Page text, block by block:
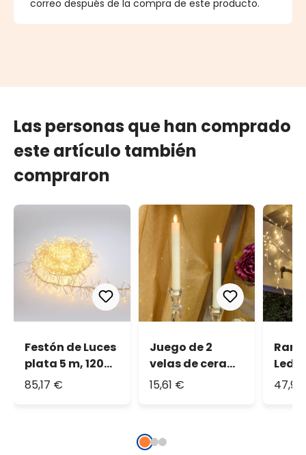
correo después de la compra de este producto.
Las personas que han comprado
este artículo también
compraron
Festón de Luces
plata 5 m, 1200
microled
85,17 €
Juego de 2
velas de cera
finas y largas
15,61 €
Led